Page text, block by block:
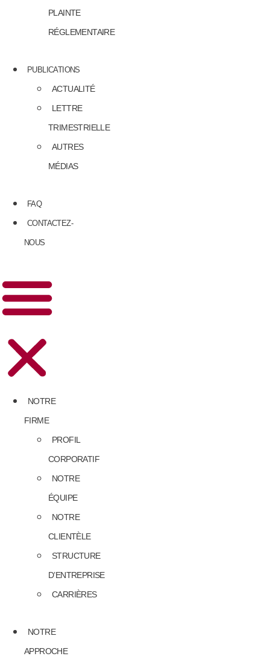
PLAINTE
RÉGLEMENTAIRE
PUBLICATIONS
ACTUALITÉ
LETTRE
TRIMESTRIELLE
AUTRES
MÉDIAS
FAQ
CONTACTEZ-
NOUS
NOTRE
FIRME
PROFIL
CORPORATIF
NOTRE
ÉQUIPE
NOTRE
CLIENTÈLE
STRUCTURE
D’ENTREPRISE
CARRIÈRES
NOTRE
APPROCHE